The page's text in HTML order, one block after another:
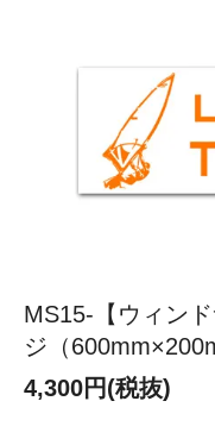
MS15-【ウィン
ジ（
4,300円(税抜)